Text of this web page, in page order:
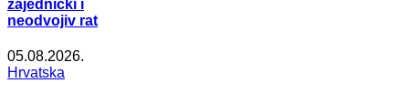
zajednički i
neodvojiv rat
05.08.2026.
Hrvatska